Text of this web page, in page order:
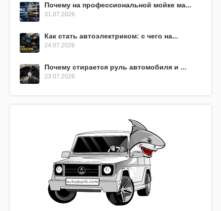
Почему на профессиональной мойке ма...
31.07.2026
Как стать автоэлектриком: с чего на...
24.07.2026
Почему стирается руль автомобиля и ...
23.07.2026